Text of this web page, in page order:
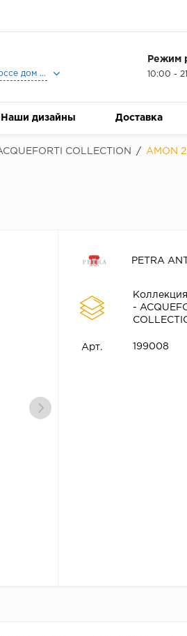
Москва, Ленинградское шоссе дом 25, Торговый Центр Family Room, 2-ой этаж, Магазин Керамический Бум.
Режим
10:00 -
Наши дизайны Доставка
COLLECTION / AMON
PETRA
Коллекция
-
Арт. 199008